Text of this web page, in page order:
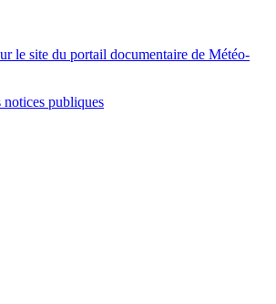
le site du portail documentaire de Météo-
notices publiques